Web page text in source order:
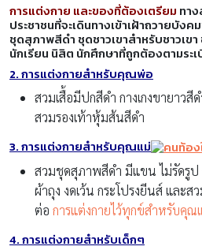
การแต่งกาย และของที่ต้องเตรียม ทา
ประชาชนที่จะเดินทางเข้าเฝ้าถวายบัง
ชุดสุภาพสีดำ ชุดชาวเขาสำหรับชาวเข
นักเรียน นิสิต นักศึกษาที่ถูกต้องตามระ
2. การแต่งกายสำหรับคุณพ่อ
สวมเสื้อมีปกสีดำ กางเกงขายาวสี
สวมรองเท้าหุ้มส้นสีดำ
3. การแต่งกายสำหรับคุณแม่
สวมชุดสุภาพสีดำ มีแขน ไม่รัดรูป
ผ้าถุง งดเว้น กระโปรงยีนส์ และ
ต่อ การแต่งกายไว้ทุกข์สำหรับคุณ
4. การแต่งกายสำหรับเด็กๆ